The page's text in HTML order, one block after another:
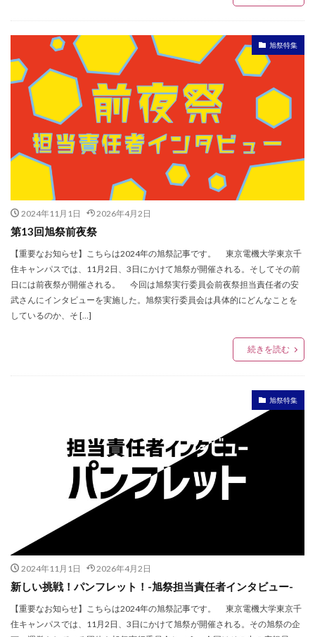
旭祭特集
2024年11月1日 2026年4月2日
第13回旭祭前夜祭
【重要なお知らせ】こちらは2024年の旭祭記事です。 東京電機大学東京千
住キャンパスでは、11月2日、3日にかけて旭祭が開催される。そしてその前
日には前夜祭が開催される。 今回は旭祭実行委員会前夜祭担当責任者の安
武さんにインタビューを実施した。旭祭実行委員会は具体的にどんなことを
しているのか、そ […]
続きを読む
旭祭特集
2024年11月1日 2026年4月2日
新しい挑戦！パンフレット！-旭祭担当責任者インタビュー-
【重要なお知らせ】こちらは2024年の旭祭記事です。 東京電機大学東京千
住キャンパスでは、11月2日、3日にかけて旭祭が開催される。その旭祭の企